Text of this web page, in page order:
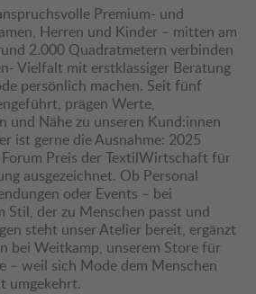
Premium- und
Herren und Kinder – mitten am
2.000 Quadratmetern verbinden
Vielfalt mit erstklassiger Beratung
persönlich machen. Seit fünf
prägen Werte,
und Nähe zu unseren Kund:innen
ist gerne die Ausnahme: 2025
Preis der TextilWirtschaft für
ausgezeichnet. Ob Personal
oder Events – bei
Stil, der zu Menschen passt und
steht unser Atelier bereit, ergänzt
bei Weitkamp, unserem Store für
– weil sich Mode dem Menschen
umgekehrt.